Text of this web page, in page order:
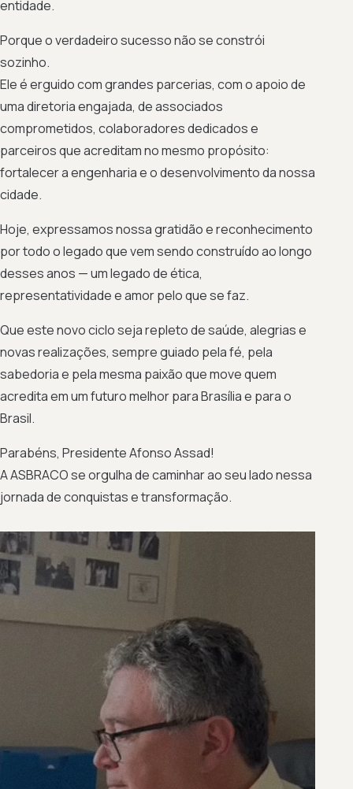
entidade.
Porque o verdadeiro sucesso não se constrói
sozinho.
Ele é erguido com grandes parcerias, com o apoio de
uma diretoria engajada, de associados
comprometidos, colaboradores dedicados e
parceiros que acreditam no mesmo propósito:
fortalecer a engenharia e o desenvolvimento da nossa
cidade.
Hoje, expressamos nossa gratidão e reconhecimento
por todo o legado que vem sendo construído ao longo
desses anos — um legado de ética,
representatividade e amor pelo que se faz.
Que este novo ciclo seja repleto de saúde, alegrias e
novas realizações, sempre guiado pela fé, pela
sabedoria e pela mesma paixão que move quem
acredita em um futuro melhor para Brasília e para o
Brasil.
Parabéns, Presidente Afonso Assad!
A ASBRACO se orgulha de caminhar ao seu lado nessa
jornada de conquistas e transformação.